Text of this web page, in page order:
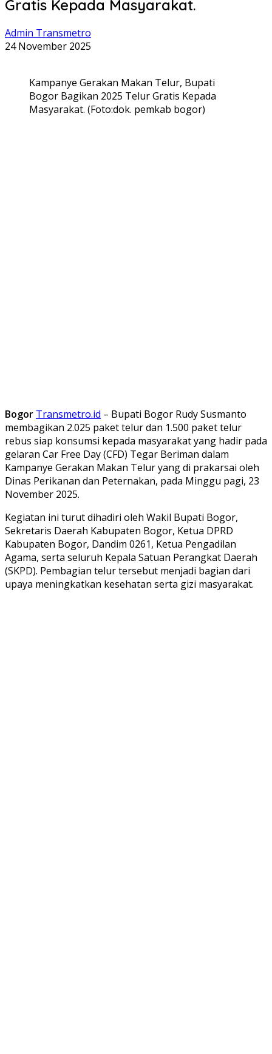
Gratis Kepada Masyarakat.
Admin Transmetro
24 November 2025
Kampanye Gerakan Makan Telur, Bupati
Bogor Bagikan 2025 Telur Gratis Kepada
Masyarakat. (Foto:dok. pemkab bogor)
Bogor Transmetro.id – Bupati Bogor Rudy Susmanto
membagikan 2.025 paket telur dan 1.500 paket telur
rebus siap konsumsi kepada masyarakat yang hadir pada
gelaran Car Free Day (CFD) Tegar Beriman dalam
Kampanye Gerakan Makan Telur yang di prakarsai oleh
Dinas Perikanan dan Peternakan, pada Minggu pagi, 23
November 2025.
Kegiatan ini turut dihadiri oleh Wakil Bupati Bogor,
Sekretaris Daerah Kabupaten Bogor, Ketua DPRD
Kabupaten Bogor, Dandim 0261, Ketua Pengadilan
Agama, serta seluruh Kepala Satuan Perangkat Daerah
(SKPD). Pembagian telur tersebut menjadi bagian dari
upaya meningkatkan kesehatan serta gizi masyarakat.